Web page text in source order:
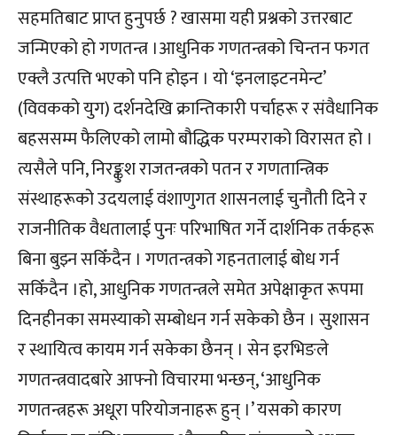
सहमतिबाट प्राप्त हुनुपर्छ ? खासमा यही प्रश्नको उत्तरबाट
जन्मिएको हो गणतन्त्र ।आधुनिक गणतन्त्रको चिन्तन फगत
एक्लै उत्पत्ति भएको पनि होइन । यो ‘इनलाइटनमेन्ट’
(विवकको युग) दर्शनदेखि क्रान्तिकारी पर्चाहरू र संवैधानिक
बहससम्म फैलिएको लामो बौद्धिक परम्पराको विरासत हो ।
त्यसैले पनि, निरङ्कुश राजतन्त्रको पतन र गणतान्त्रिक
संस्थाहरूको उदयलाई वंशाणुगत शासनलाई चुनौती दिने र
राजनीतिक वैधतालाई पुनः परिभाषित गर्ने दार्शनिक तर्कहरू
बिना बुझ्न सकिँदैन । गणतन्त्रको गहनतालाई बोध गर्न
सकिँदैन ।हो, आधुनिक गणतन्त्रले समेत अपेक्षाकृत रूपमा
दिनहीनका समस्याको सम्बोधन गर्न सकेको छैन । सुशासन
र स्थायित्व कायम गर्न सकेका छैनन् । सेन इरभिङले
गणतन्त्रवादबारे आफ्नो विचारमा भन्छन्, ‘आधुनिक
गणतन्त्रहरू अधूरा परियोजनाहरू हुन् ।’ यसको कारण